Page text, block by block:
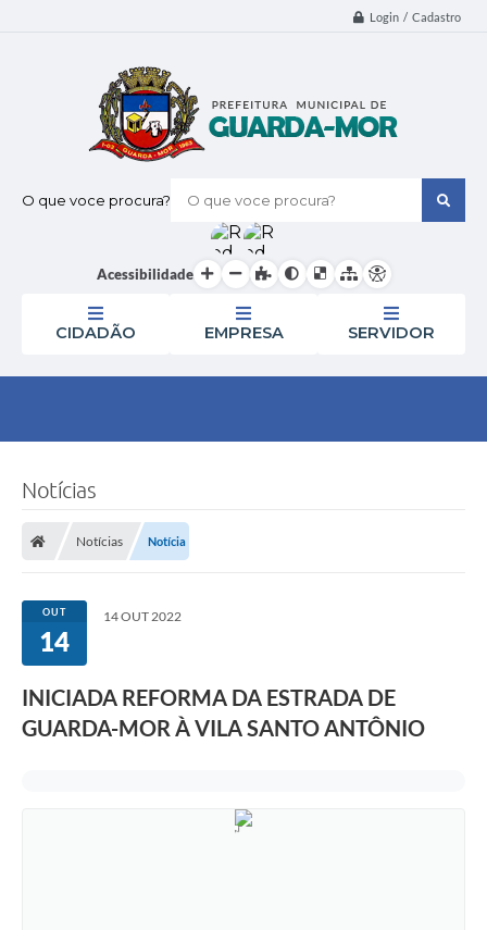
Login / Cadastro
O que voce procura?
Acessibilidade
CIDADÃO EMPRESA SERVIDOR
Notícias
Notícias Notícia
OUT
14
14 OUT 2022
INICIADA REFORMA DA ESTRADA DE
GUARDA-MOR À VILA SANTO ANTÔNIO